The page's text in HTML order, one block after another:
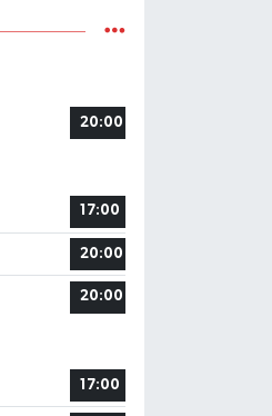
20:00
17:00
20:00
20:00
17:00